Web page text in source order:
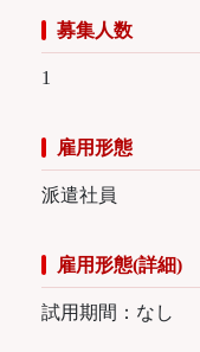
募集人数
1
雇用形態
派遣社員
雇用形態(詳細)
試用期間：なし